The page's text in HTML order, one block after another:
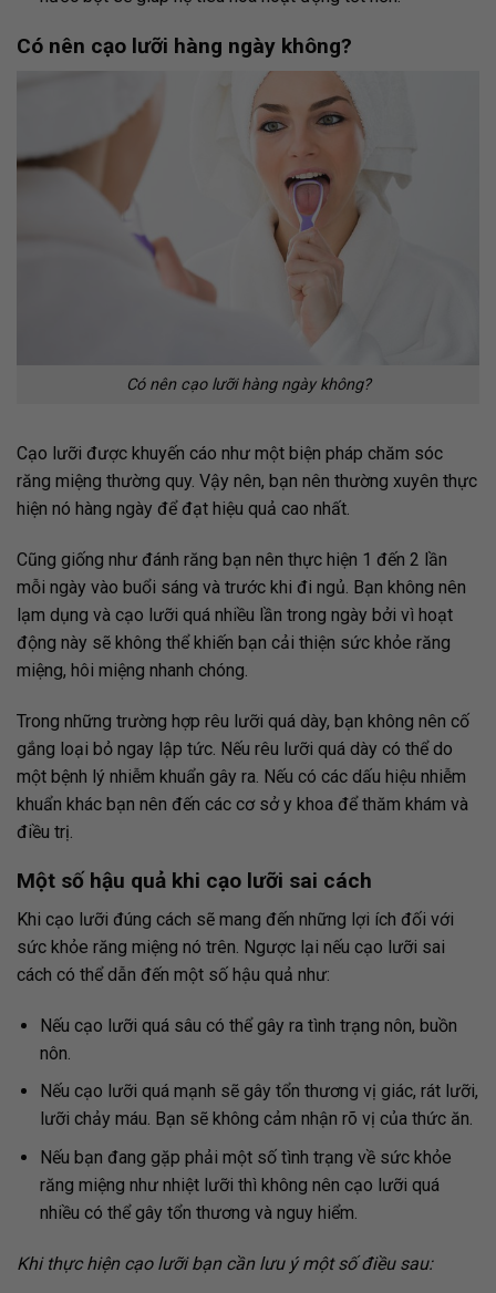
Có nên cạo lưỡi hàng ngày không?
Có nên cạo lưỡi hàng ngày không?
Cạo lưỡi được khuyến cáo như một biện pháp chăm sóc
răng miệng thường quy. Vậy nên, bạn nên thường xuyên thực
hiện nó hàng ngày để đạt hiệu quả cao nhất.
Cũng giống như đánh răng bạn nên thực hiện 1 đến 2 lần
mỗi ngày vào buổi sáng và trước khi đi ngủ. Bạn không nên
lạm dụng và cạo lưỡi quá nhiều lần trong ngày bởi vì hoạt
động này sẽ không thể khiến bạn cải thiện sức khỏe răng
miệng, hôi miệng nhanh chóng.
Trong những trường hợp rêu lưỡi quá dày, bạn không nên cố
gắng loại bỏ ngay lập tức. Nếu rêu lưỡi quá dày có thể do
một bệnh lý nhiễm khuẩn gây ra. Nếu có các dấu hiệu nhiễm
khuẩn khác bạn nên đến các cơ sở y khoa để thăm khám và
điều trị.
Một số hậu quả khi cạo lưỡi sai cách
Khi cạo lưỡi đúng cách sẽ mang đến những lợi ích đối với
sức khỏe răng miệng nó trên. Ngược lại nếu cạo lưỡi sai
cách có thể dẫn đến một số hậu quả như:
Nếu cạo lưỡi quá sâu có thể gây ra tình trạng nôn, buồn
nôn.
Nếu cạo lưỡi quá mạnh sẽ gây tổn thương vị giác, rát lưỡi,
lưỡi chảy máu. Bạn sẽ không cảm nhận rõ vị của thức ăn.
Nếu bạn đang gặp phải một số tình trạng về sức khỏe
răng miệng như nhiệt lưỡi thì không nên cạo lưỡi quá
nhiều có thể gây tổn thương và nguy hiểm.
Khi thực hiện cạo lưỡi bạn cần lưu ý một số điều sau: